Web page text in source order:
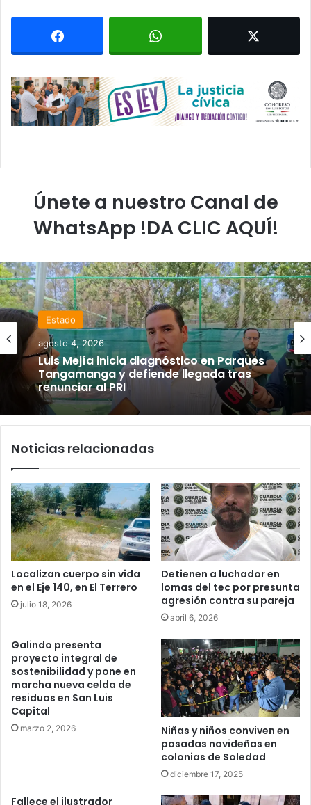
Únete a nuestro Canal de
WhatsApp !DA CLIC AQUÍ!
Estado
agosto 4, 2026
Luis Mejía inicia diagnóstico en Parques
Tangamanga y defiende llegada tras
renunciar al PRI
Noticias relacionadas
Localizan cuerpo sin vida
en el Eje 140, en El Terrero
julio 18, 2026
Detienen a luchador en
lomas del tec por presunta
agresión contra su pareja
abril 6, 2026
Galindo presenta
proyecto integral de
sostenibilidad y pone en
marcha nueva celda de
residuos en San Luis
Capital
marzo 2, 2026
Niñas y niños conviven en
posadas navideñas en
colonias de Soledad
diciembre 17, 2025
Fallece el ilustrador